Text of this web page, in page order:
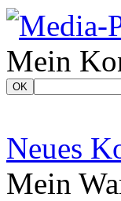
Mein
OK
Neues
Mein